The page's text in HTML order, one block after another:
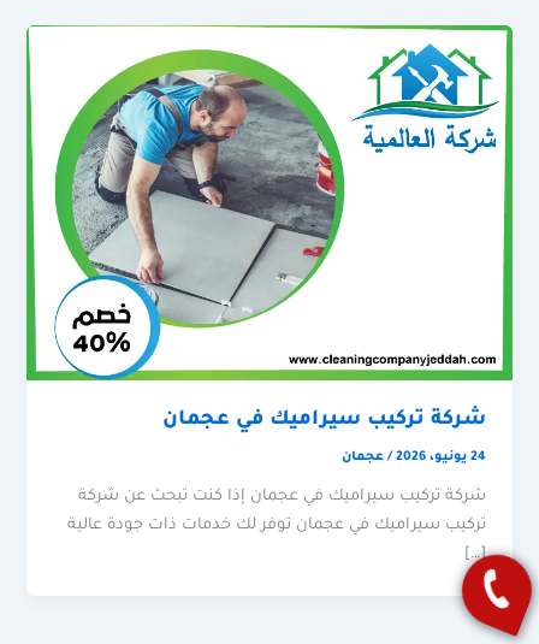
شركة تركيب سيراميك في عجمان
24 يونيو، 2026 /عجمان
شركة تركيب سيراميك في عجمان إذا كنت تبحث عن شركة
تركيب سيراميك في عجمان توفر لك خدمات ذات جودة عالية
[…]